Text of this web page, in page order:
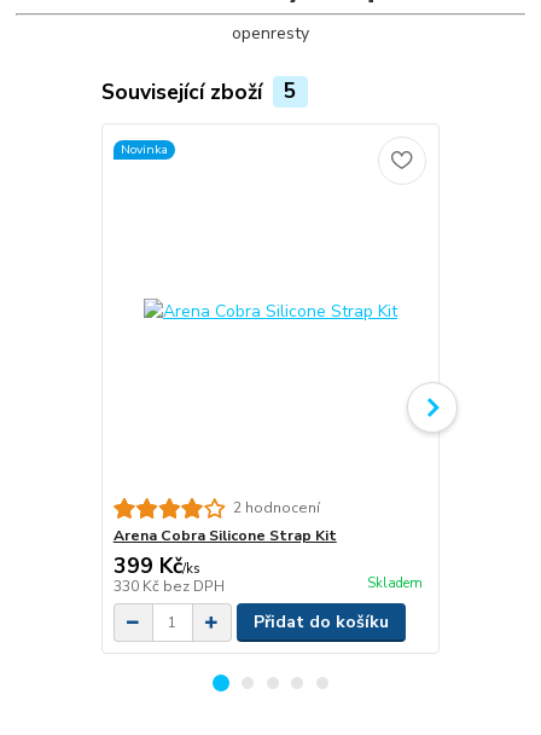
openresty
Související zboží 5
Novinka
2 hodnocení
Arena Cobra Silicone Strap Kit
399 Kč/ks
330 Kč bez DPH Skladem
Přidat do košíku